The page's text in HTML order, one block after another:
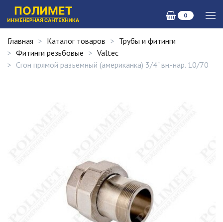
0
Главная Каталог товаров
Трубы и фитинги
Фитинги резьбовые
Valtec
Сгон прямой разъемный (американка) 3/4" вн.-нар. 10/70